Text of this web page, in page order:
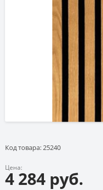
Код товара: 25240
Цена:
4 284 руб.